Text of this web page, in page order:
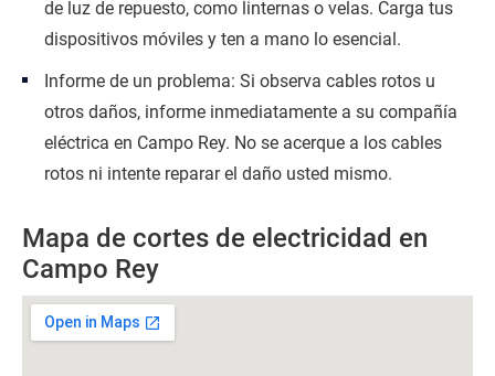
de luz de repuesto, como linternas o velas. Carga tus
dispositivos móviles y ten a mano lo esencial.
Informe de un problema: Si observa cables rotos u
otros daños, informe inmediatamente a su compañía
eléctrica en Campo Rey. No se acerque a los cables
rotos ni intente reparar el daño usted mismo.
Mapa de cortes de electricidad en
Campo Rey